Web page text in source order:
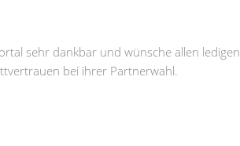
sehr dankbar und wünsche allen ledigen
bei ihrer Partnerwahl.